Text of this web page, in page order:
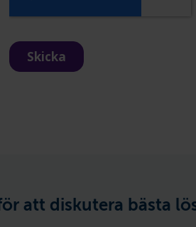
diskutera bästa